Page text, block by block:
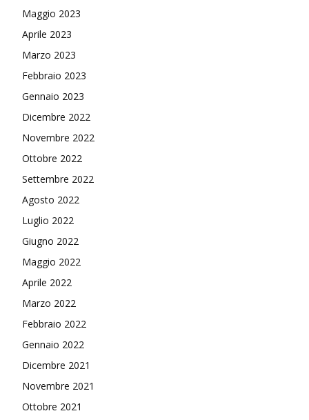
Maggio 2023
Aprile 2023
Marzo 2023
Febbraio 2023
Gennaio 2023
Dicembre 2022
Novembre 2022
Ottobre 2022
Settembre 2022
Agosto 2022
Luglio 2022
Giugno 2022
Maggio 2022
Aprile 2022
Marzo 2022
Febbraio 2022
Gennaio 2022
Dicembre 2021
Novembre 2021
Ottobre 2021